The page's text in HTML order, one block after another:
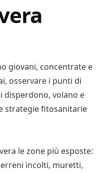
giovani, concentrate e
osservare i punti di
disperdono, volano e
strategie fitosanitarie
le zone più esposte:
incolti, muretti,